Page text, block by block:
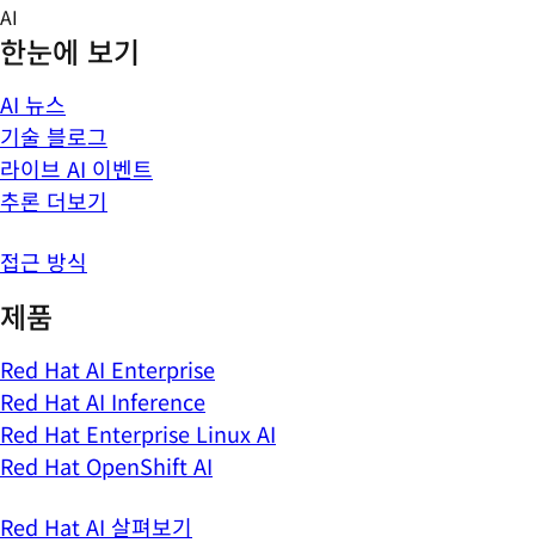
Skip
to
content
AI
한눈에 보기
AI 뉴스
기술 블로그
라이브 AI 이벤트
추론 더보기
접근 방식
제품
Red Hat AI Enterprise
Red Hat AI Inference
Red Hat Enterprise Linux AI
Red Hat OpenShift AI
Red Hat AI 살펴보기